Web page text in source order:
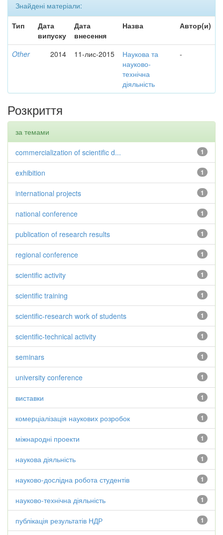
Знайдені матеріали:
Тип
Дата
випуску
Дата
внесення
Назва Автор(и)
Other 2014 11-лис-2015
Наукова та
науково-
технічна
діяльність
-
Розкриття
за темами
1
commercialization of scientific d...
1
exhibition
1
international projects
1
national conference
1
publication of research results
1
regional conference
1
scientific activity
1
scientific training
1
scientific-research work of students
1
scientific-technical activity
1
seminars
1
university conference
1
виставки
1
комерціалізація наукових розробок
1
міжнародні проекти
1
наукова діяльність
1
науково-дослідна робота студентів
1
науково-технічна діяльність
1
публікація результатів НДР